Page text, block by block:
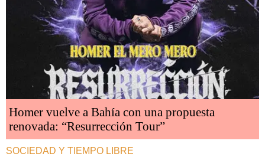
Homer vuelve a Bahía con una propuesta
renovada: “Resurrección Tour”
SOCIEDAD Y TIEMPO LIBRE